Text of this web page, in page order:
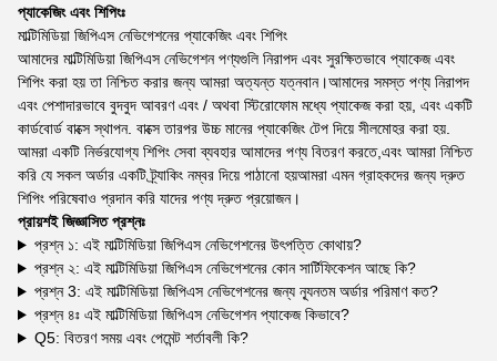
প্যাকেজিং এবং শিপিংঃ
মাল্টিমিডিয়া জিপিএস নেভিগেশনের প্যাকেজিং এবং শিপিং
আমাদের মাল্টিমিডিয়া জিপিএস নেভিগেশন পণ্যগুলি নিরাপদ এবং সুরক্ষিতভাবে প্যাকেজ এবং
শিপিং করা হয় তা নিশ্চিত করার জন্য আমরা অত্যন্ত যত্নবান।আমাদের সমস্ত পণ্য নিরাপদ
এবং পেশাদারভাবে বুদবুদ আবরণ এবং / অথবা স্টিরোফোম মধ্যে প্যাকেজ করা হয়, এবং একটি
কার্ডবোর্ড বাক্সে স্থাপন. বাক্সে তারপর উচ্চ মানের প্যাকেজিং টেপ দিয়ে সীলমোহর করা হয়.
আমরা একটি নির্ভরযোগ্য শিপিং সেবা ব্যবহার আমাদের পণ্য বিতরণ করতে,এবং আমরা নিশ্চিত
করি যে সকল অর্ডার একটি ট্র্যাকিং নম্বর দিয়ে পাঠানো হয়আমরা এমন গ্রাহকদের জন্য দ্রুত
শিপিং পরিষেবাও প্রদান করি যাদের পণ্য দ্রুত প্রয়োজন।
প্রায়শই জিজ্ঞাসিত প্রশ্নঃ
প্রশ্ন ১: এই মাল্টিমিডিয়া জিপিএস নেভিগেশনের উৎপত্তি কোথায়?
প্রশ্ন ২: এই মাল্টিমিডিয়া জিপিএস নেভিগেশনের কোন সার্টিফিকেশন আছে কি?
প্রশ্ন 3: এই মাল্টিমিডিয়া জিপিএস নেভিগেশনের জন্য ন্যূনতম অর্ডার পরিমাণ কত?
প্রশ্ন ৪ঃ এই মাল্টিমিডিয়া জিপিএস নেভিগেশন প্যাকেজ কিভাবে?
Q5: বিতরণ সময় এবং পেমেন্ট শর্তাবলী কি?